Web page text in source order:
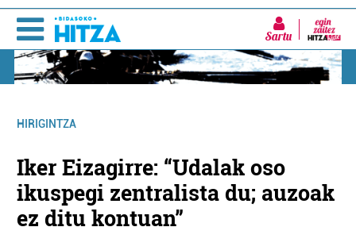
Sartu
HIRIGINTZA
Iker Eizagirre: “Udalak oso
ikuspegi zentralista du; auzoak
ez ditu kontuan”